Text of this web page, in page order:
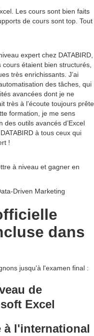
Les cours sont bien faits
de cours sont top. Tout
expert chez DATABIRD,
étaient bien structurés,
très enrichissants. J’ai
des tâches, qui
avancées dont je ne
très à l’écoute toujours prête
formation, je me sens
des outils avancés d’Excel
à tous ceux qui
!
à niveau et gagner en
Driven Marketing
dans
jusqu'à l'examen final :
de
Excel
à l'international